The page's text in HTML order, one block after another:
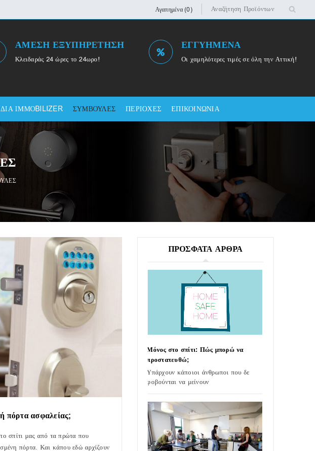
Αγαπημένα (0)
ΑΜΕΣΗ ΕΞΥΠΗΡΕΤΗΣΗ
Κλειδαράς 24 ώρες το 24ωρο!
ΕΓΓΥΗΜΕΝΑ
Οι χαμηλότερες τιμές σε όλη την Αττική!
ΙΜΜΟBILIZER ΣΥΜΒΟΥΛΕΣ ΠΕΡΙΟΧΕΣ ΕΠΙΚΟΙΝΩΝΙΑ
πόρτα ασφαλείας;
σπίτι μας από τα πρώτα που
πόρτα. Και κάπου εδώ αρχίζουν
ΠΡΟΣΦΑΤΑ ΑΡΘΡΑ
εξυπηρέτηση
Το kleidarasmichalis.gr δίνει
προτεραιότητα στον πελάτη και τις
Μόνος στο σπίτι: Πώς μπορώ να
προστατευθώ;
Υπάρχουν κάποιοι άνθρωποι που δε
φοβούνται να μείνουν